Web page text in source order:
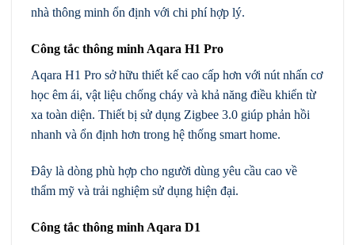
nhà thông minh ổn định với chi phí hợp lý.
Công tắc thông minh Aqara H1 Pro
Aqara H1 Pro sở hữu thiết kế cao cấp hơn với nút nhấn cơ
học êm ái, vật liệu chống cháy và khả năng điều khiển từ
xa toàn diện. Thiết bị sử dụng Zigbee 3.0 giúp phản hồi
nhanh và ổn định hơn trong hệ thống smart home.
Đây là dòng phù hợp cho người dùng yêu cầu cao về
thẩm mỹ và trải nghiệm sử dụng hiện đại.
Công tắc thông minh Aqara D1